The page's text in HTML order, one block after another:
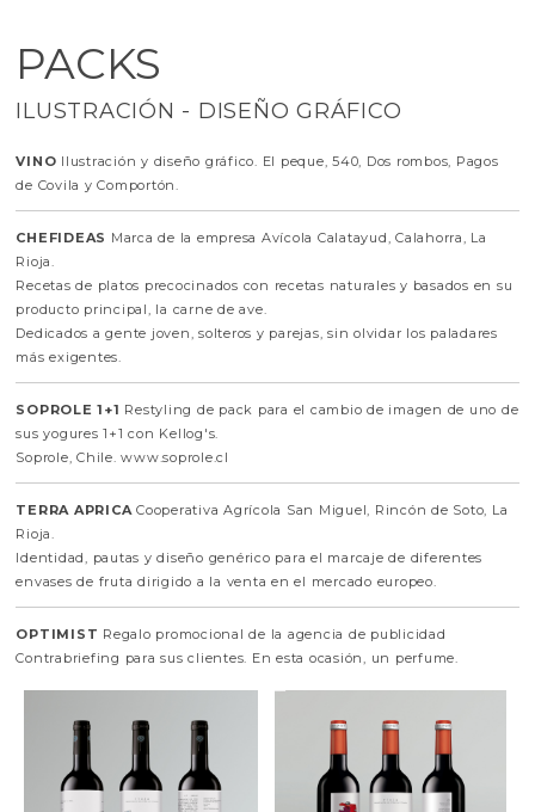
PACKS
ILUSTRACIÓN - DISEÑO GRÁFICO
VINO Ilustración y diseño gráfico. El peque, 540, Dos rombos, Pagos
de Covila y Comportón.
CHEFIDEAS Marca de la empresa Avícola Calatayud, Calahorra, La
Rioja.
Recetas de platos precocinados con recetas naturales y basados en su
producto principal, la carne de ave.
Dedicados a gente joven, solteros y parejas, sin olvidar los paladares
más exigentes.
SOPROLE 1+1 Restyling de pack para el cambio de imagen de uno de
sus yogures 1+1 con Kellog's.
Soprole, Chile. www.soprole.cl
TERRA APRICACooperativa Agrícola San Miguel, Rincón de Soto, La
Rioja.
Identidad, pautas y diseño genérico para el marcaje de diferentes
envases de fruta dirigido a la venta en el mercado europeo.
OPTIMIST Regalo promocional de la agencia de publicidad
Contrabriefing para sus clientes. En esta ocasión, un perfume.